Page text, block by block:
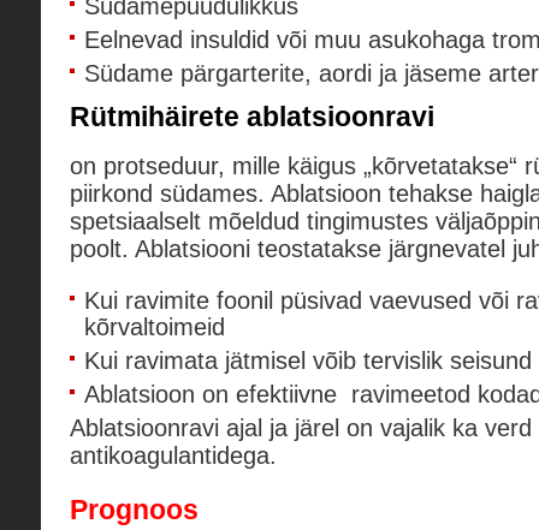
Südamepuudulikkus
Eelnevad insuldid või muu asukohaga
Südame pärgarterite, aordi ja jäseme
Rütmihäirete ablatsioonravi
on protseduur, mille käigus „kõrvetatakse“
piirkond südames. Ablatsioon tehakse
spetsiaalselt mõeldud tingimustes
poolt. Ablatsiooni teostatakse järgnevatel
Kui ravimite foonil püsivad vaevused või
kõrvaltoimeid
Kui ravimata jätmisel võib tervislik
Ablatsioon on efektiivne ravimeetod
Ablatsioonravi ajal ja järel on vajalik ka
antikoagulantidega.
Prognoos